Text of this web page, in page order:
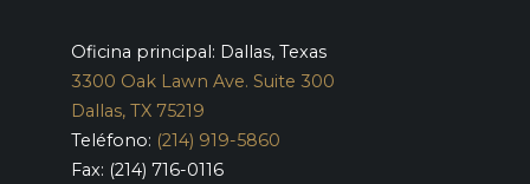
Oficina principal: Dallas, Texas
3300 Oak Lawn Ave. Suite 300
Dallas, TX 75219
Teléfono: (214) 919-5860
Fax: (214) 716-0116